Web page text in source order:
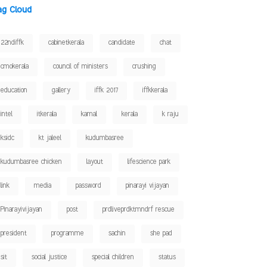
Cloud
22ndiffk cabinetkerala candidate chat
cmokerala council of ministers crushing
education gallery iffk 2017 iffkkerala
intel itkerala kamal kerala k raju
ksidc kt jaleel kudumbasree
kudumbasree chicken layout lifescience park
link media password pinarayi vijayan
Pinarayivijayan post prdliveprdktmndrf rescue
president programme sachin she pad
sit social justice special children status